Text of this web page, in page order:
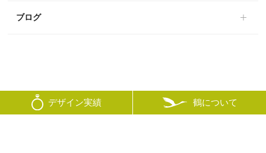
デザイン実績 鶴について
ブログ